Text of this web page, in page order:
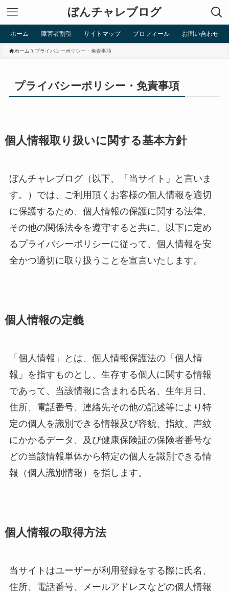
ぼんチャレブログ
ホーム 障害者割引 サイトマップ プロフィール お問い合わせ
ホーム プライバシーポリシー・免責事項
プライバシーポリシー・免責事項
個人情報取り扱いに関する基本方針
ぼんチャレブログ（以下、「当サイト」と言いま
す。）では、ご利用頂くお客様の個人情報を適切
に保護するため、個人情報の保護に関する法律、
その他の関係法令を遵守すると共に、以下に定め
るプライバシーポリシーに従って、個人情報を安
全かつ適切に取り扱うことを宣言いたします。
個人情報の定義
「個人情報」とは、個人情報保護法の「個人情
報」を指すものとし、生存する個人に関する情報
であって、当該情報に含まれる氏名、生年月日、
住所、電話番号、連絡先その他の記述等により特
定の個人を識別できる情報及び容貌、指紋、声紋
にかかるデータ、及び健康保険証の保険者番号な
どの当該情報単体から特定の個人を識別できる情
報（個人識別情報）を指します。
個人情報の取得方法
当サイトはユーザーが利用登録をする際に氏名、
住所、電話番号、メールアドレスなどの個人情報